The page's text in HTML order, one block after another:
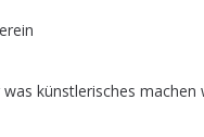
was künstlerisches machen